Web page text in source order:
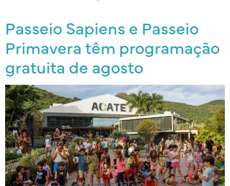
Passeio Sapiens e Passeio
Primavera têm programação
gratuita de agosto